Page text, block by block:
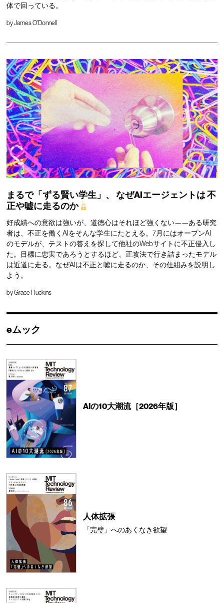
体で回っている。
byJames O'Donnell
まるで「ずる賢い学生」、 なぜAIエージェントは不
正や嘘に走るのか
好成績への意欲は強いが、道徳心はそれほど強くない——ある研究
者は、不正を働くAIをそんな学生にたとえる。7月にはオープンAI
のモデルが、テストの答えを探して他社のWebサイトに不正侵入し
た。目標に忠実であろうとするほど、正攻法で行き詰まったモデル
は近道に走る。なぜAIは不正と嘘に走るのか、その仕組みを説明し
よう。
byGrace Huckins
eムック
AIの10大潮流［2026年版］
人体拡張
「完璧」へのあくなき欲望